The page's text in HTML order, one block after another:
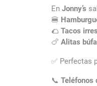
En Jonny’s
🍔
🌮 Tacos
🍗 Alitas
✅ Perfectas
📞 Teléfonos